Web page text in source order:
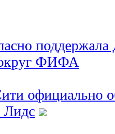
ФИФА
официально
Лидс